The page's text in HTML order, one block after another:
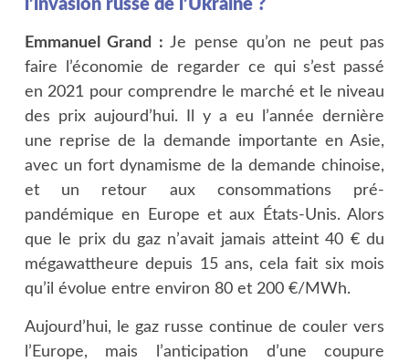
l’invasion russe de l’Ukraine ?
Emmanuel Grand :Je pense qu’on ne peut pas
faire l’économie de regarder ce qui s’est passé
en 2021 pour comprendre le marché et le niveau
des prix aujourd’hui. Il y a eu l’année dernière
une reprise de la demande importante en Asie,
avec un fort dynamisme de la demande chinoise,
et un retour aux consommations pré-
pandémique en Europe et aux États-Unis. Alors
que le prix du gaz n’avait jamais atteint 40 € du
mégawattheure depuis 15 ans, cela fait six mois
qu’il évolue entre environ 80 et 200 €/MWh.
Aujourd’hui, le gaz russe continue de couler vers
l’Europe, mais l’anticipation d’une coupure